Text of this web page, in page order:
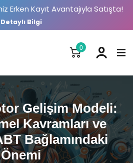
Erken Kayıt Avantajıyla Satışta!
Detaylı Bilgi
0
Gelişim Modeli:
Kavramları ve
Bağlamındaki
Önemi